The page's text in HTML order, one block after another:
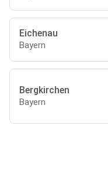
Eichenau
Bayern
Bergkirchen
Bayern